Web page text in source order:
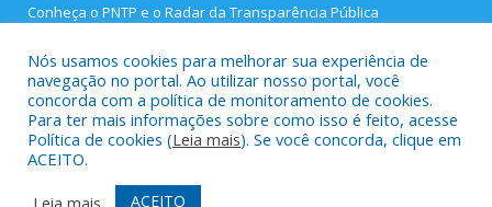
Conheça o PNTP e o Radar da Transparência Pública
Todos os direitos reservados a Prefeitura Municipal de São João
de Pirabas.
Mapa do Site Acessar Área Administrativa
Nós usamos cookies para melhorar sua experiência de
navegação no portal. Ao utilizar nosso portal, você
concorda com a política de monitoramento de cookies.
Para ter mais informações sobre como isso é feito, acesse
Política de cookies (Leia mais). Se você concorda, clique em
ACEITO.
Leia mais
ACEITO